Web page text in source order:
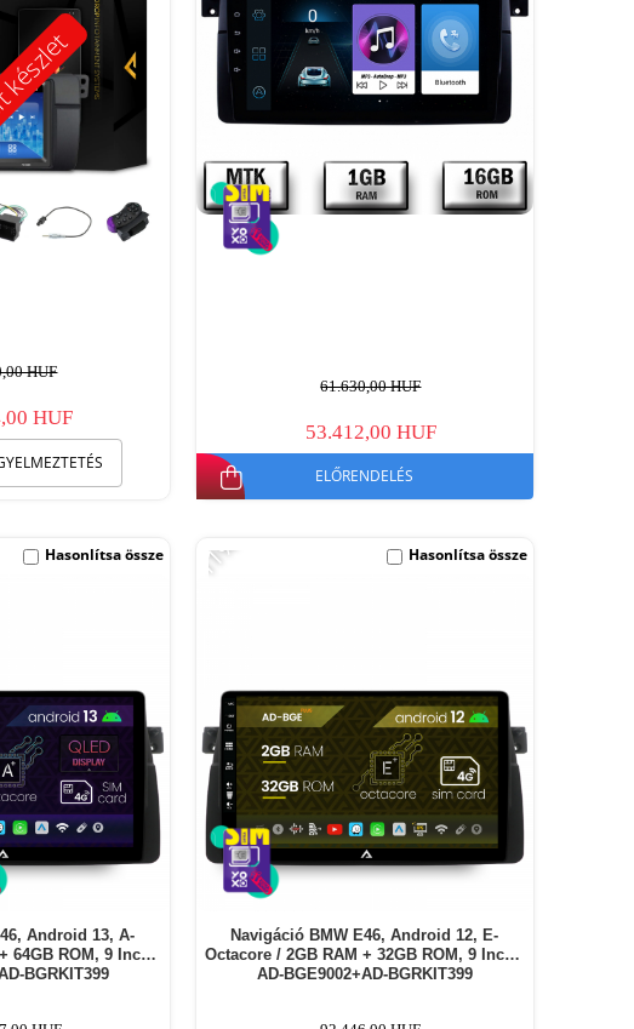
HUF
HUF
61.630,00 HUF
53.412,00 HUF
ELŐRENDELÉS
Android 13, A-
64GB ROM, 9 Inch -
BGRKIT399
Hasonlítsa össze -11%
Navigáció BMW E46, Android 12, E-
Octacore / 2GB RAM + 32GB ROM, 9 Inch -
AD-BGE9002+AD-BGRKIT399
Hasonlítsa össze